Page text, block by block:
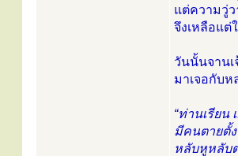
แต่ความวู่
จึงเหลือแต่
วันนั้นจาน
มาเจอกับห
“ท่านเรีย
มีคนตายตั้
หลับหูหลับ